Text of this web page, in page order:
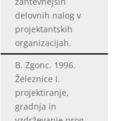
delovnih nalog v
projektantskih
organizacijah.
B. Zgonc. 1996.
Železnice I.
projektiranje,
gradnja in